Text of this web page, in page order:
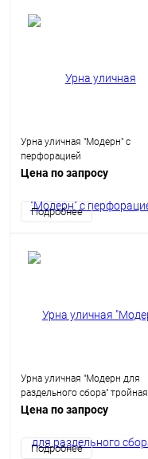
Урна уличная "Модерн" с
перфорацией
Цена по запросу
Подробнее
Урна уличная "Модерн для
раздельного сбора" тройная
Цена по запросу
Подробнее